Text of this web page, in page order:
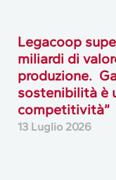
Legacoop
miliardi di
produzione.
sostenibilità è
competitività”
13 Luglio 2026